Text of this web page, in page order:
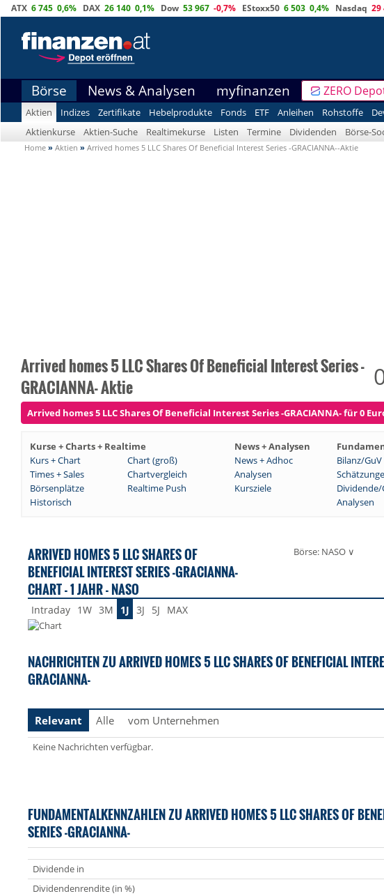
ATX 6 745 0,6% DAX 26 140 0,1% Dow 53 967 -0,7% EStoxx50 6 503 0,4% Nasdaq 29
Börse News & Analysen myfinanzen ZERO
Aktien Indizes Zertifikate Hebelprodukte Fonds ETF Anleihen Rohstoffe
Aktienkurse
Aktien-Suche Realtimekurse Listen Termine Dividenden Börse-
Home » Aktien » Arrived homes 5 LLC Shares Of Beneficial Interest Series -GRACIANNA--Aktie
Arrived homes 5 LLC Shares Of Beneficial Interest Series -
GRACIANNA- Aktie
Arrived homes 5 LLC Shares Of Beneficial Interest Series -GRACIANNA- für 0
Kurse + Charts + Realtime News + Analysen
Kurs + Chart
Chart (groß) News + Adhoc Bilanz/GuV
Times + Sales
Chartvergleich Analysen
Börsenplätze
Realtime Push Kursziele Dividende/
Historisch
Analysen
ARRIVED HOMES 5 LLC SHARES OF
BENEFICIAL INTEREST SERIES -GRACIANNA-
CHART - 1 JAHR - NASO
Börse: NASO ∨
Intraday 1W 3M 1J 3J 5J MAX
NACHRICHTEN ZU ARRIVED HOMES 5 LLC SHARES OF BENEFICIAL
GRACIANNA-
Relevant
Alle vom Unternehmen
Keine Nachrichten verfügbar.
FUNDAMENTALKENNZAHLEN ZU ARRIVED HOMES 5 LLC SHARES OF
SERIES -GRACIANNA-
Dividende in
Dividendenrendite (in %)